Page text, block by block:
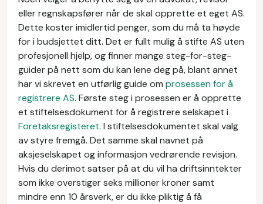
eller regnskapsfører når de skal opprette et eget AS.
Dette koster imidlertid penger, som du må ta høyde
for i budsjettet ditt. Det er fullt mulig å stifte AS uten
profesjonell hjelp, og finner mange steg-for-steg-
guider på nett som du kan lene deg på, blant annet
har vi skrevet en utførlig guide om prosessen for å
registrere AS. Første steg i prosessen er å opprette
et stiftelsesdokument for å registrere selskapet i
Foretaksregisteret. I stiftelsesdokumentet skal valg
av styre fremgå. Det samme skal navnet på
aksjeselskapet og informasjon vedrørende revisjon.
Hvis du derimot satser på at du vil ha driftsinntekter
som ikke overstiger seks millioner kroner samt
mindre enn 10 årsverk, er du ikke pliktig å få